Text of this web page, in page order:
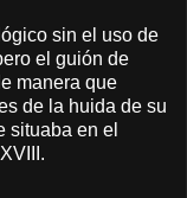
sin el uso de
el guión de
manera que
de la huida de su
situaba en el